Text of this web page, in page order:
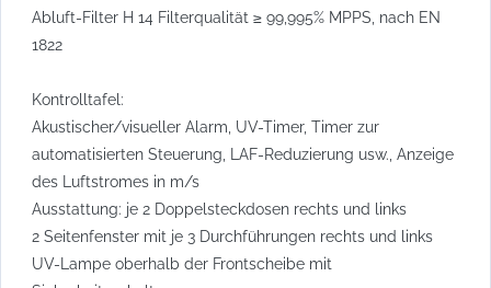
Abluft-Filter H 14 Filterqualität ≥ 99,995% MPPS, nach EN
1822
Kontrolltafel:
Akustischer/visueller Alarm, UV-Timer, Timer zur
automatisierten Steuerung, LAF-Reduzierung usw., Anzeige
des Luftstromes in m/s
Ausstattung: je 2 Doppelsteckdosen rechts und links
2 Seitenfenster mit je 3 Durchführungen rechts und links
UV-Lampe oberhalb der Frontscheibe mit